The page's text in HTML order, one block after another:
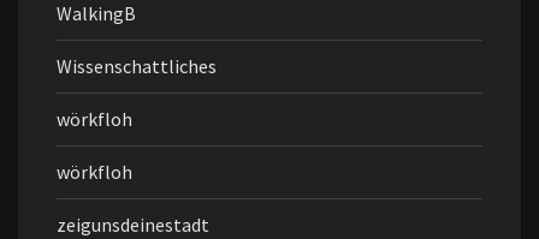
WalkingB
Wissenschattliches
wörkfloh
wörkfloh
zeigunsdeinestadt